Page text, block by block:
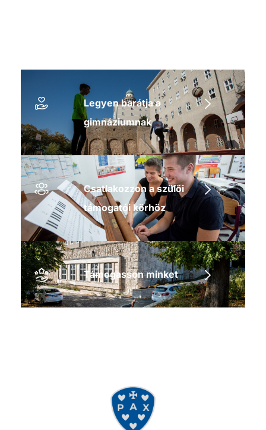
Legyen barátja a
gimnáziumnak
Csatlakozzon a szülői
támogatói körhöz
Támogasson minket